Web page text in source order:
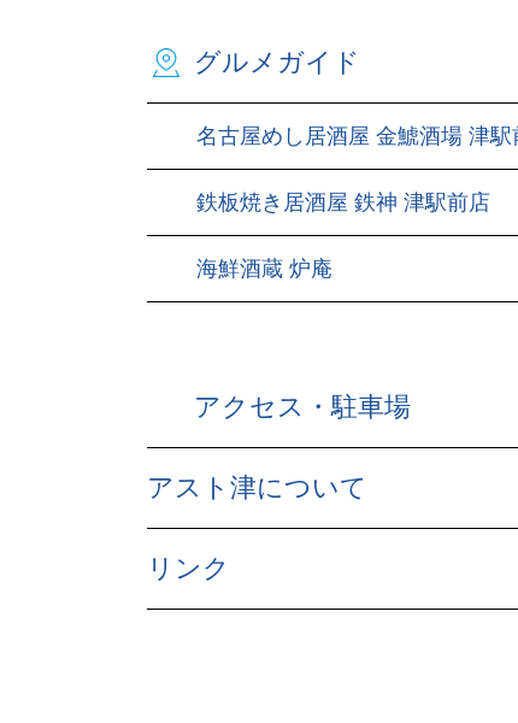
グルメガイド
名古屋めし居酒屋 金鯱酒場 津駅
鉄板焼き居酒屋 鉄神 津駅前店
海鮮酒蔵 炉庵
アクセス・駐車場
アスト津について
リンク